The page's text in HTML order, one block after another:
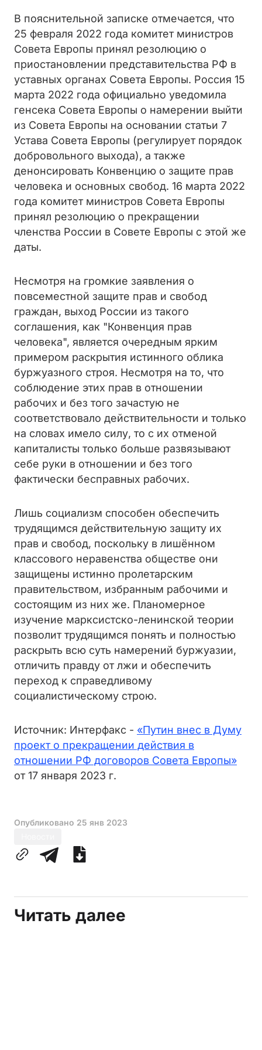
В пояснительной записке отмечается, что
25 февраля 2022 года комитет министров
Совета Европы принял резолюцию о
приостановлении представительства РФ в
уставных органах Совета Европы. Россия 15
марта 2022 года официально уведомила
генсека Совета Европы о намерении выйти
из Совета Европы на основании статьи 7
Устава Совета Европы (регулирует порядок
добровольного выхода), а также
денонсировать Конвенцию о защите прав
человека и основных свобод. 16 марта 2022
года комитет министров Совета Европы
принял резолюцию о прекращении
членства России в Совете Европы с этой же
даты.
Несмотря на громкие заявления о
повсеместной защите прав и свобод
граждан, выход России из такого
соглашения, как "Конвенция прав
человека", является очередным ярким
примером раскрытия истинного облика
буржуазного строя. Несмотря на то, что
соблюдение этих прав в отношении
рабочих и без того зачастую не
соответствовало действительности и только
на словах имело силу, то с их отменой
капиталисты только больше развязывают
себе руки в отношении и без того
фактически бесправных рабочих.
Лишь социализм способен обеспечить
трудящимся действительную защиту их
прав и свобод, поскольку в лишённом
классового неравенства обществе они
защищены истинно пролетарским
правительством, избранным рабочими и
состоящим из них же. Планомерное
изучение марксистско-ленинской теории
позволит трудящимся понять и полностью
раскрыть всю суть намерений буржуазии,
отличить правду от лжи и обеспечить
переход к справедливому
социалистическому строю.
Источник: Интерфакс - «Путин внес в Думу
проект о прекращении действия в
отношении РФ договоров Совета Европы»
от 17 января 2023 г.
Опубликовано 25 янв 2023
Читать далее